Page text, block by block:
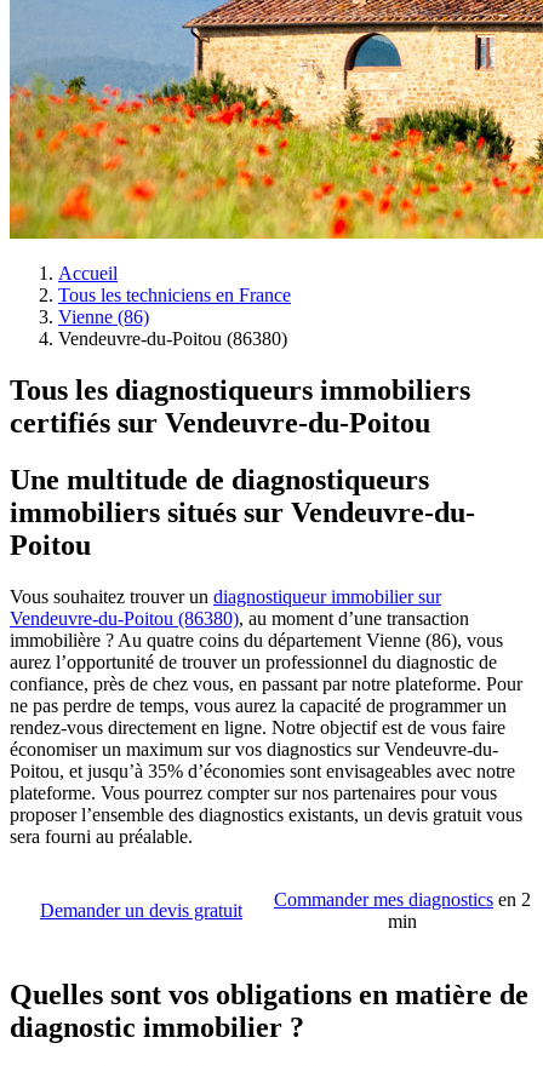
Accueil
Tous les techniciens en France
Vienne (86)
Vendeuvre-du-Poitou (86380)
Tous les diagnostiqueurs immobiliers
certifiés sur Vendeuvre-du-Poitou
Une multitude de diagnostiqueurs
immobiliers situés sur Vendeuvre-du-
Poitou
Vous souhaitez trouver un diagnostiqueur immobilier sur
Vendeuvre-du-Poitou (86380), au moment d’une transaction
immobilière ? Au quatre coins du département Vienne (86), vous
aurez l’opportunité de trouver un professionnel du diagnostic de
confiance, près de chez vous, en passant par notre plateforme. Pour
ne pas perdre de temps, vous aurez la capacité de programmer un
rendez-vous directement en ligne. Notre objectif est de vous faire
économiser un maximum sur vos diagnostics sur Vendeuvre-du-
Poitou, et jusqu’à 35% d’économies sont envisageables avec notre
plateforme. Vous pourrez compter sur nos partenaires pour vous
proposer l’ensemble des diagnostics existants, un devis gratuit vous
sera fourni au préalable.
Demander un devis gratuit
Commander mes diagnostics en 2
min
Quelles sont vos obligations en matière de
diagnostic immobilier ?